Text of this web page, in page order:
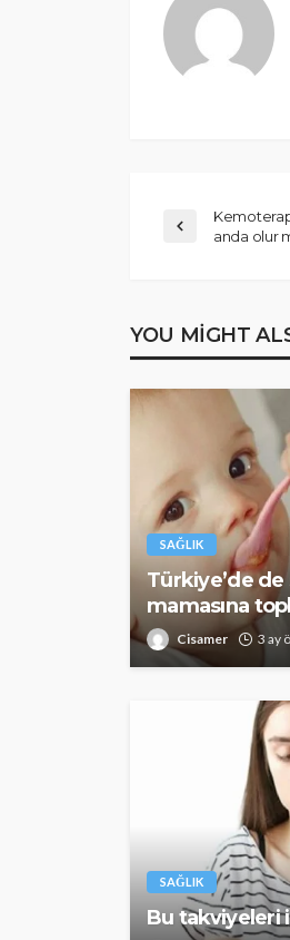
anda olur
YOU MIGHT
SAĞLIK
Türkiye’de de
mamasına
Cisamer 3 ay
SAĞLIK
Bu takviyeleri